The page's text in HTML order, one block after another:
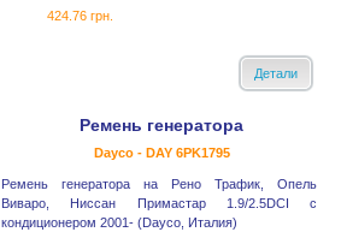
424.76 грн.
Детали
Ремень генератора
Dayco - DAY 6PK1795
Ремень генератора на Рено Трафик, Опель
Виваро, Ниссан Примастар 1.9/2.5DCI с
кондиционером 2001- (Dayco, Италия)